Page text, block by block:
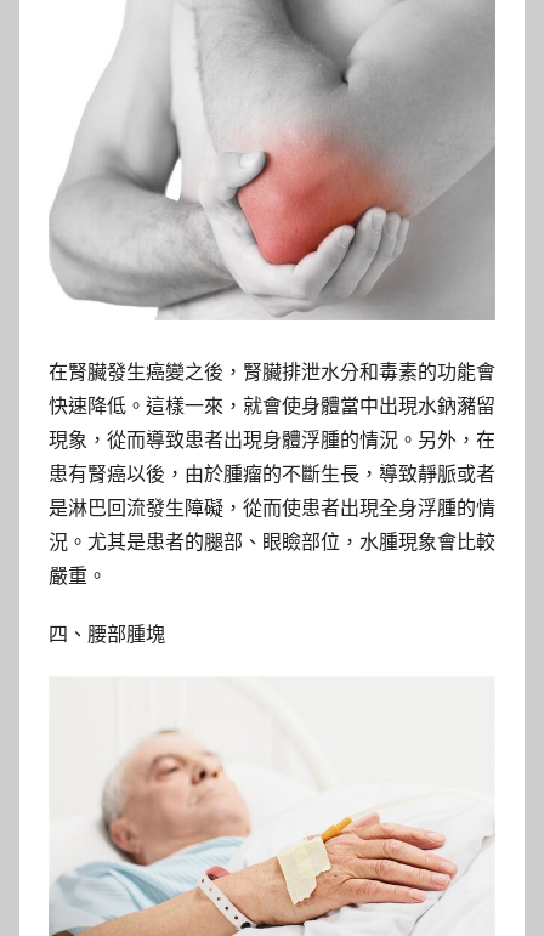
在腎臟發生癌變之後，腎臟排泄水分和毒素的功能會
快速降低。這樣一來，就會使身體當中出現水鈉瀦留
現象，從而導致患者出現身體浮腫的情況。另外，在
患有腎癌以後，由於腫瘤的不斷生長，導致靜脈或者
是淋巴回流發生障礙，從而使患者出現全身浮腫的情
況。尤其是患者的腿部、眼瞼部位，水腫現象會比較
嚴重。
四、腰部腫塊